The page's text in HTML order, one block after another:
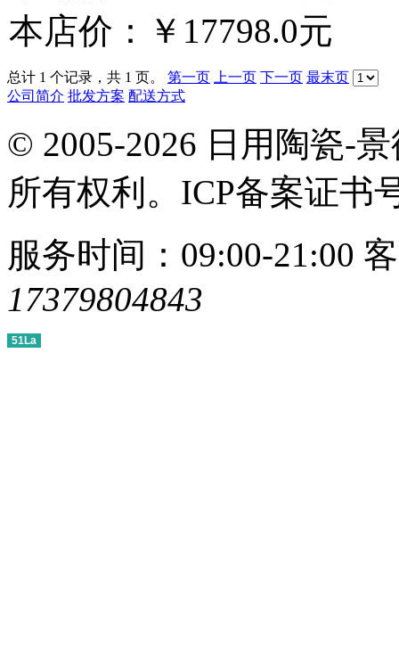
本店价：
￥17798.0元
总计 1 个记录，共 1 页。 第一页 上一页 下一页 最末页
公司简介 批发方案 配送方式
© 2005-2026 日用陶瓷-
所有权利。ICP备案证书
服务时间：09:00-21:00
17379804843
51La